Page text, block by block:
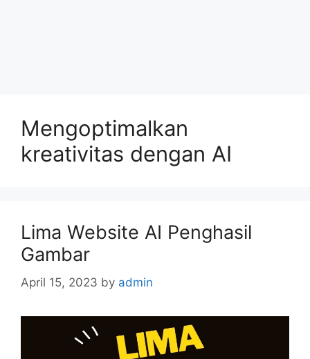
Mengoptimalkan
kreativitas dengan AI
Lima Website AI Penghasil
Gambar
April 15, 2023 by admin